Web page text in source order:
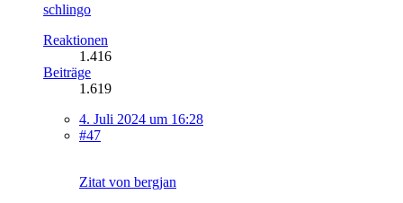
schlingo
Reaktionen
1.416
Beiträge
1.619
4. Juli 2024 um 16:28
#47
Zitat von bergjan